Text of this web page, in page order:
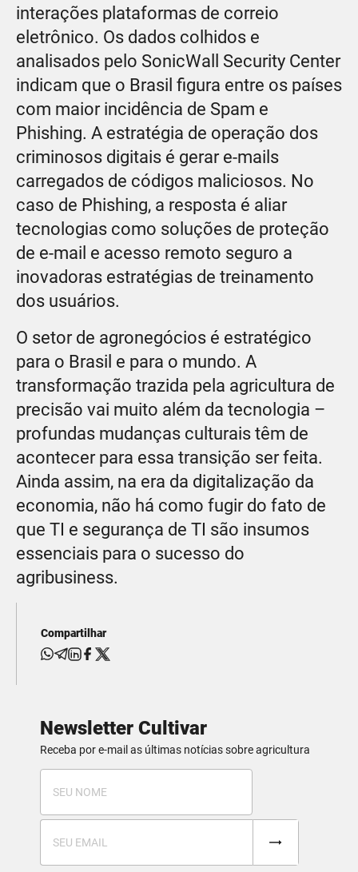
interações plataformas de correio
eletrônico. Os dados colhidos e
analisados pelo SonicWall Security Center
indicam que o Brasil figura entre os países
com maior incidência de Spam e
Phishing. A estratégia de operação dos
criminosos digitais é gerar e-mails
carregados de códigos maliciosos. No
caso de Phishing, a resposta é aliar
tecnologias como soluções de proteção
de e-mail e acesso remoto seguro a
inovadoras estratégias de treinamento
dos usuários.
O setor de agronegócios é estratégico
para o Brasil e para o mundo. A
transformação trazida pela agricultura de
precisão vai muito além da tecnologia –
profundas mudanças culturais têm de
acontecer para essa transição ser feita.
Ainda assim, na era da digitalização da
economia, não há como fugir do fato de
que TI e segurança de TI são insumos
essenciais para o sucesso do
agribusiness.
Compartilhar
Newsletter Cultivar
Receba por e-mail as últimas notícias sobre agricultura